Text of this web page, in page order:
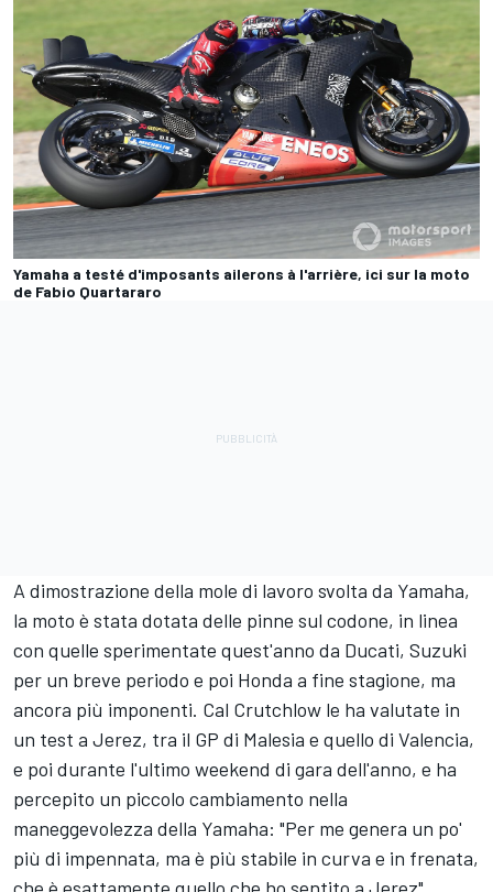
Yamaha a testé d'imposants ailerons à l'arrière, ici sur la moto
de Fabio Quartararo
A dimostrazione della mole di lavoro svolta da Yamaha,
la moto è stata dotata delle pinne sul codone, in linea
con quelle sperimentate quest'anno da Ducati, Suzuki
per un breve periodo e poi Honda a fine stagione, ma
ancora più imponenti. Cal Crutchlow le ha valutate in
un test a Jerez, tra il GP di Malesia e quello di Valencia,
e poi durante l'ultimo weekend di gara dell'anno, e ha
percepito un piccolo cambiamento nella
maneggevolezza della Yamaha: "Per me genera un po'
più di impennata, ma è più stabile in curva e in frenata,